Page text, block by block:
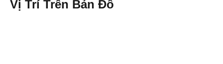
Vị Trí Trên Bản Đồ